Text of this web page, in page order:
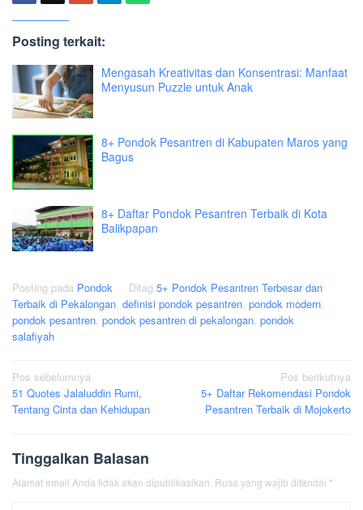
Posting terkait:
Mengasah Kreativitas dan Konsentrasi: Manfaat
Menyusun Puzzle untuk Anak
8+ Pondok Pesantren di Kabupaten Maros yang
Bagus
8+ Daftar Pondok Pesantren Terbaik di Kota
Balikpapan
Posting pada Pondok Ditag 5+ Pondok Pesantren Terbesar dan
Terbaik di Pekalongan, definisi pondok pesantren, pondok modern,
pondok pesantren, pondok pesantren di pekalongan, pondok
salafiyah
Navigasi
pos
Pos sebelumnya
51 Quotes Jalaluddin Rumi,
Tentang Cinta dan Kehidupan
Pos berikutnya
5+ Daftar Rekomendasi Pondok
Pesantren Terbaik di Mojokerto
Tinggalkan Balasan
Alamat email Anda tidak akan dipublikasikan. Ruas yang wajib ditandai *